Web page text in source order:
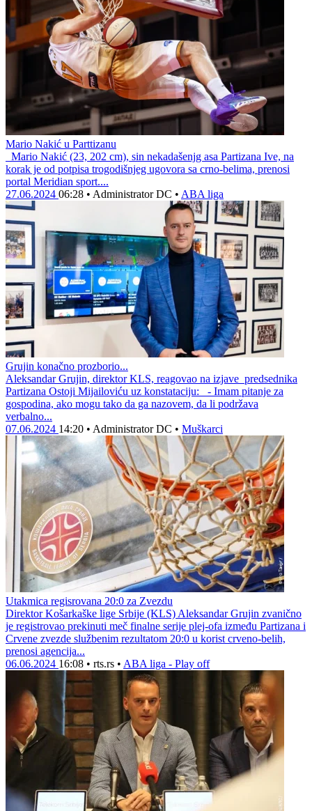
Mario Nakić u Parttizanu
Mario Nakić (23, 202 cm), sin nekadašenjg asa Partizana Ive, na
korak je od potpisa trogodišnjeg ugovora sa crno-belima, prenosi
portal Meridian sport....
27.06.2024 06:28 • Administrator DC • ABA liga
Grujin konačno prozborio...
Aleksandar Grujin, direktor KLS, reagovao na izjave predsednika
Partizana Ostoji Mijailoviću uz konstataciju: - Imam pitanje za
gospodina, ako mogu tako da ga nazovem, da li podržava
verbalno...
07.06.2024 14:20 • Administrator DC • Muškarci
Utakmica regisrovana 20:0 za Zvezdu
Direktor Košarkaške lige Srbije (KLS) Aleksandar Grujin zvanično
je registrovao prekinuti meč finalne serije plej-ofa između Partizana i
Crvene zvezde službenim rezultatom 20:0 u korist crveno-belih,
prenosi agencija...
06.06.2024 16:08 • rts.rs • ABA liga - Play off